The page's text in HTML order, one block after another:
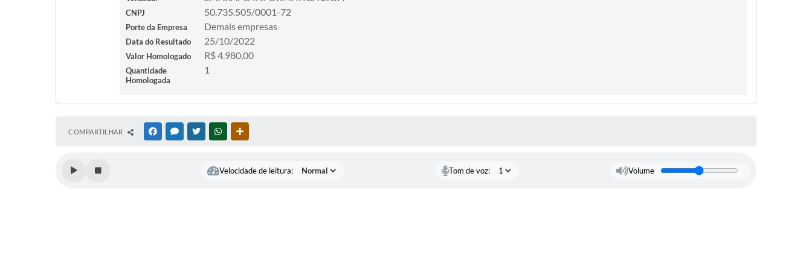
CNPJ 50.735.505/0001-72
Porte da Empresa Demais empresas
Data do Resultado 25/10/2022
Valor Homologado R$ 4.980,00
Quantidade
Homologada
1
COMPARTILHAR FACEBOOKMESSENGER
TWITTERWHATSAPP
Velocidade de leitura: Tom de voz: Volume